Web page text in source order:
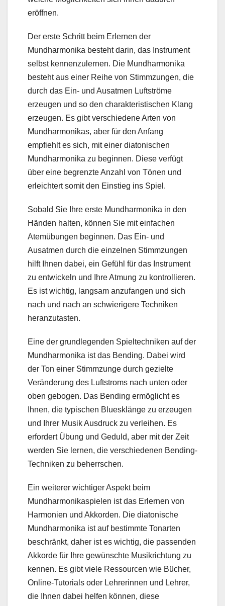
eröffnen.
Der erste Schritt beim Erlernen der
Mundharmonika besteht darin, das Instrument
selbst kennenzulernen. Die Mundharmonika
besteht aus einer Reihe von Stimmzungen, die
durch das Ein- und Ausatmen Luftströme
erzeugen und so den charakteristischen Klang
erzeugen. Es gibt verschiedene Arten von
Mundharmonikas, aber für den Anfang
empfiehlt es sich, mit einer diatonischen
Mundharmonika zu beginnen. Diese verfügt
über eine begrenzte Anzahl von Tönen und
erleichtert somit den Einstieg ins Spiel.
Sobald Sie Ihre erste Mundharmonika in den
Händen halten, können Sie mit einfachen
Atemübungen beginnen. Das Ein- und
Ausatmen durch die einzelnen Stimmzungen
hilft Ihnen dabei, ein Gefühl für das Instrument
zu entwickeln und Ihre Atmung zu kontrollieren.
Es ist wichtig, langsam anzufangen und sich
nach und nach an schwierigere Techniken
heranzutasten.
Eine der grundlegenden Spieltechniken auf der
Mundharmonika ist das Bending. Dabei wird
der Ton einer Stimmzunge durch gezielte
Veränderung des Luftstroms nach unten oder
oben gebogen. Das Bending ermöglicht es
Ihnen, die typischen Bluesklänge zu erzeugen
und Ihrer Musik Ausdruck zu verleihen. Es
erfordert Übung und Geduld, aber mit der Zeit
werden Sie lernen, die verschiedenen Bending-
Techniken zu beherrschen.
Ein weiterer wichtiger Aspekt beim
Mundharmonikaspielen ist das Erlernen von
Harmonien und Akkorden. Die diatonische
Mundharmonika ist auf bestimmte Tonarten
beschränkt, daher ist es wichtig, die passenden
Akkorde für Ihre gewünschte Musikrichtung zu
kennen. Es gibt viele Ressourcen wie Bücher,
Online-Tutorials oder Lehrerinnen und Lehrer,
die Ihnen dabei helfen können, diese